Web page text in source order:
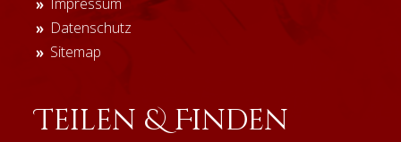
Datenschutz
Sitemap
Teilen & Finden